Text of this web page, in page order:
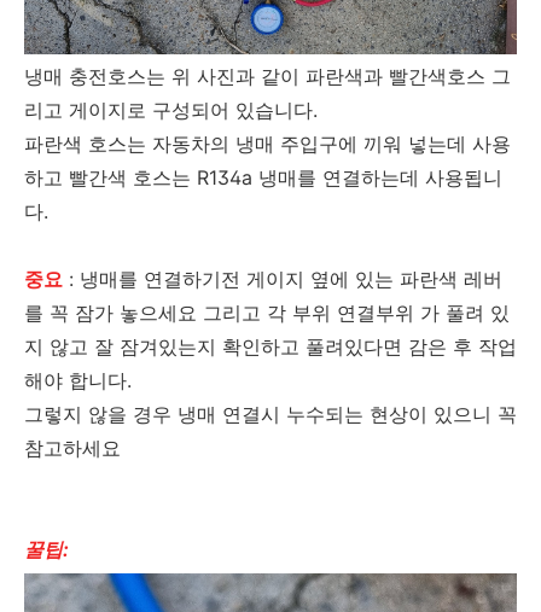
냉매 충전호스는 위 사진과 같이 파란색과 빨간색호스 그
리고 게이지로 구성되어 있습니다.
파란색 호스는 자동차의 냉매 주입구에 끼워 넣는데 사용
하고 빨간색 호스는 R134a 냉매를 연결하는데 사용됩니
다.
중요 : 냉매를 연결하기전 게이지 옆에 있는 파란색 레버
를 꼭 잠가 놓으세요 그리고 각 부위 연결부위 가 풀려 있
지 않고 잘 잠겨있는지 확인하고 풀려있다면 감은 후 작업
해야 합니다.
그렇지 않을 경우 냉매 연결시 누수되는 현상이 있으니 꼭
참고하세요
꿀팁: